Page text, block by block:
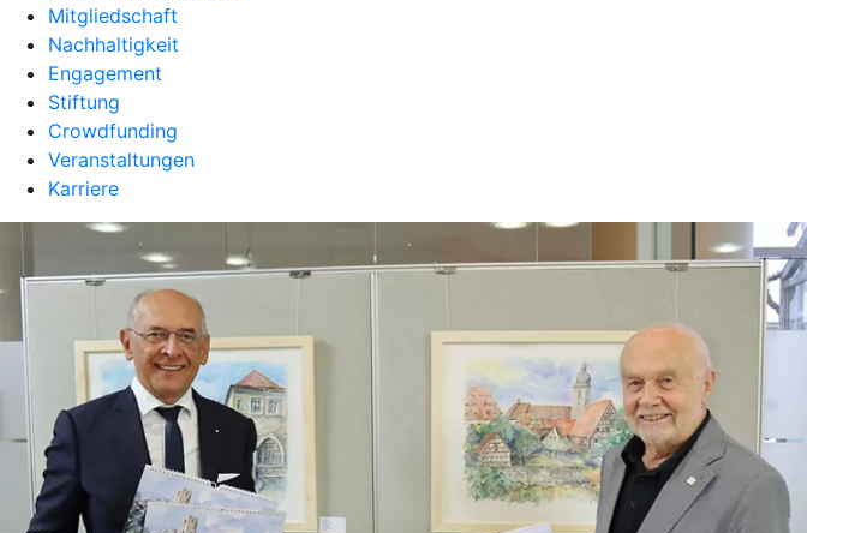
Mitgliedschaft
Nachhaltigkeit
Engagement
Stiftung
Crowdfunding
Veranstaltungen
Karriere